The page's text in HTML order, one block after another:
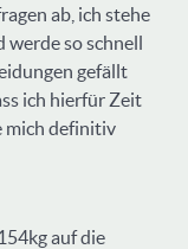
ab, ich stehe
werde so schnell
gefällt
ich hierfür Zeit
mich definitiv
auf die